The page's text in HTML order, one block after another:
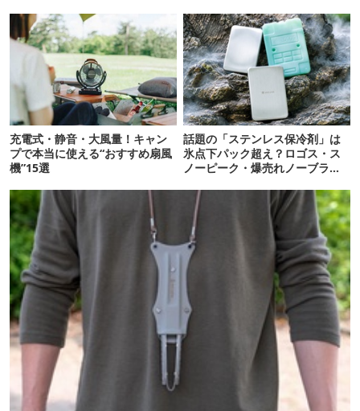
充電式・静音・大風量！キャン
プで本当に使える“おすすめ扇風
機”15選
話題の「ステンレス保冷剤」は
氷点下パック超え？ロゴス・ス
ノーピーク・爆売れノーブラン